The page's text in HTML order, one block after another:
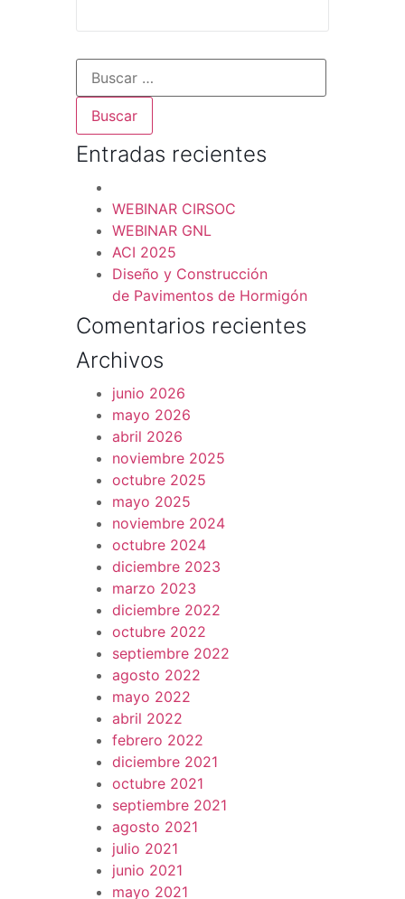
Entradas recientes
WEBINAR CIRSOC
WEBINAR GNL
ACI 2025
Diseño y Construcción
de Pavimentos de Hormigón
Comentarios recientes
Archivos
junio 2026
mayo 2026
abril 2026
noviembre 2025
octubre 2025
mayo 2025
noviembre 2024
octubre 2024
diciembre 2023
marzo 2023
diciembre 2022
octubre 2022
septiembre 2022
agosto 2022
mayo 2022
abril 2022
febrero 2022
diciembre 2021
octubre 2021
septiembre 2021
agosto 2021
julio 2021
junio 2021
mayo 2021